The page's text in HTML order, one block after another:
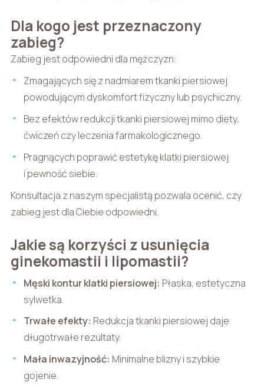
Dla kogo jest przeznaczony
zabieg?
Zabieg jest odpowiedni dla mężczyzn:
Zmagających się z nadmiarem tkanki piersiowej
powodującym dyskomfort fizyczny lub psychiczny.
Bez efektów redukcji tkanki piersiowej mimo diety,
ćwiczeń czy leczenia farmakologicznego.
Pragnących poprawić estetykę klatki piersiowej
i pewność siebie.
Konsultacja z naszym specjalistą pozwala ocenić, czy
zabieg jest dla Ciebie odpowiedni.
Jakie są korzyści z usunięcia
ginekomastii i lipomastii?
Męski kontur klatki piersiowej: Płaska, estetyczna
sylwetka.
Trwałe efekty: Redukcja tkanki piersiowej daje
długotrwałe rezultaty.
Mała inwazyjność: Minimalne blizny i szybkie
gojenie.